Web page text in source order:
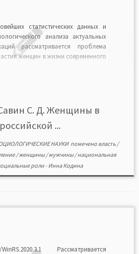
статистических данных и
анализа актуальных
рассматривается проблема
женщин в жизни современного
общества дисбаланс участия
С. Д. Женщины в
...
НАУКИ помечено власть /
/женщины/мужчины/национальная
роли- Инна Кодина
Рассматривается